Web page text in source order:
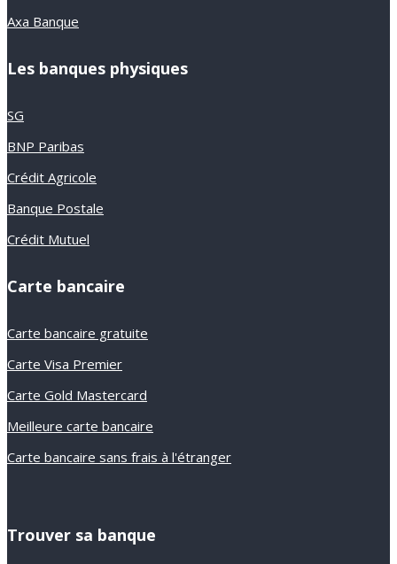
Axa Banque
Les banques physiques
SG
BNP Paribas
Crédit Agricole
Banque Postale
Crédit Mutuel
Carte bancaire
Carte bancaire gratuite
Carte Visa Premier
Carte Gold Mastercard
Meilleure carte bancaire
Carte bancaire sans frais à l'étranger
Trouver sa banque